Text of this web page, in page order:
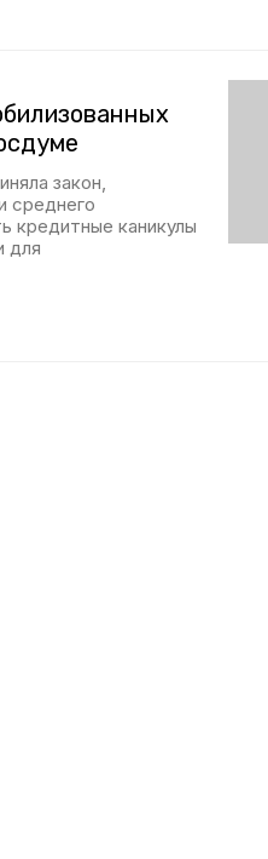
закон,
среднего
кредитные каникулы
для